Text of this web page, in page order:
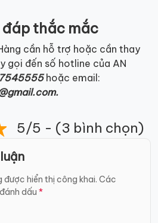
thắc mắc
cần hỗ trợ hoặc cần thay
gọi đến số hotline của AN
hoặc email:
5/5 - (3 bình chọn)
được hiển thị công khai. Các
dấu *